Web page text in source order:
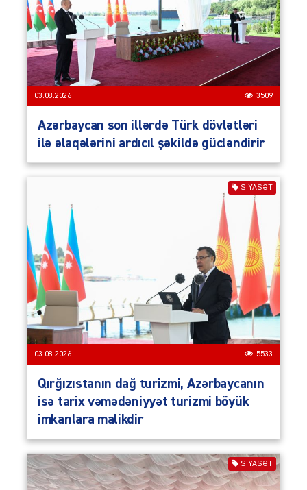
03.08.2026 3509
Azərbaycan son illərdə Türk dövlətləri
ilə əlaqələrini ardıcıl şəkildə gücləndirir
SIYASƏT
03.08.2026 5533
Qırğızıstanın dağ turizmi, Azərbaycanın
isə tarix vəmədəniyyət turizmi böyük
imkanlara malikdir
SIYASƏT